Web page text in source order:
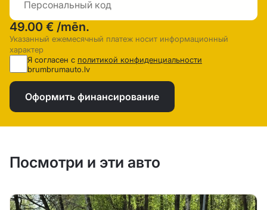
49.00 € /mēn.
Указанный ежемесячный платеж носит информационный
характер
Я согласен с политикой конфиденциальности
brumbrumauto.lv
Оформить финансирование
Посмотри и эти авто